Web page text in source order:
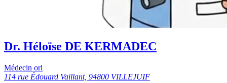
Dr. Héloïse DE KERMADEC
Médecin orl
114 rue Édouard Vaillant, 94800 VILLEJUIF